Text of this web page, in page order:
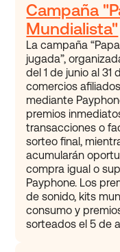
Campaña
Mundialista"
La campaña
jugada”,
del 1 de junio al
comercios
mediante
premios
transacciones o
sorteo final,
acumularán
compra igual o
Payphone. Los
de sonido, kits
consumo y
sorteados el 5 de